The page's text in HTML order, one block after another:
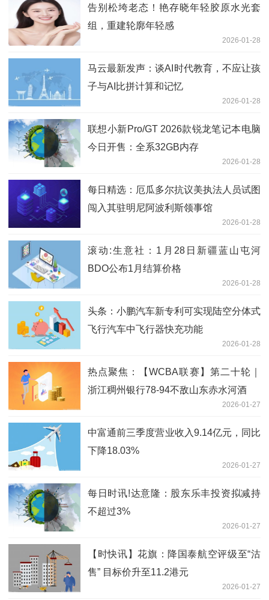
告别松垮老态！艳存晓年轻胶原水光套
组，重建轮廓年轻感
2026-01-28
马云最新发声：谈AI时代教育，不应让孩
子与AI比拼计算和记忆
2026-01-28
联想小新Pro/GT 2026款锐龙笔记本电脑
今日开售：全系32GB内存
2026-01-28
每日精选：厄瓜多尔抗议美执法人员试图
闯入其驻明尼阿波利斯领事馆
2026-01-28
滚动:生意社：1月28日新疆蓝山屯河
BDO公布1月结算价格
2026-01-28
头条：小鹏汽车新专利可实现陆空分体式
飞行汽车中飞行器快充功能
2026-01-28
热点聚焦：【WCBA联赛】第二十轮｜
浙江稠州银行78-94不敌山东赤水河酒
2026-01-27
中富通前三季度营业收入9.14亿元，同比
下降18.03%
2026-01-27
每日时讯!达意隆：股东乐丰投资拟减持
不超过3%
2026-01-27
【时快讯】花旗：降国泰航空评级至“沽
售” 目标价升至11.2港元
2026-01-27